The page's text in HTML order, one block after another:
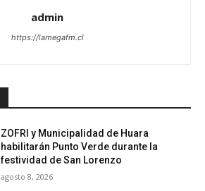
admin
https://lamegafm.cl
ZOFRI y Municipalidad de Huara
habilitarán Punto Verde durante la
festividad de San Lorenzo
agosto 8, 2026